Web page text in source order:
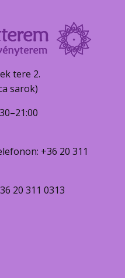
tere 2.
sarok)
+36 20 311
20 311 0313